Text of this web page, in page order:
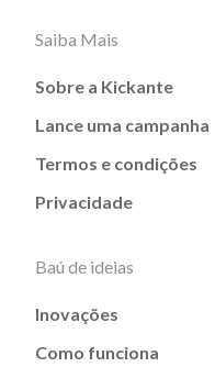
Saiba Mais
Sobre a Kickante
Lance uma campanha
Termos e condições
Privacidade
Baú de ideias
Inovações
Como funciona